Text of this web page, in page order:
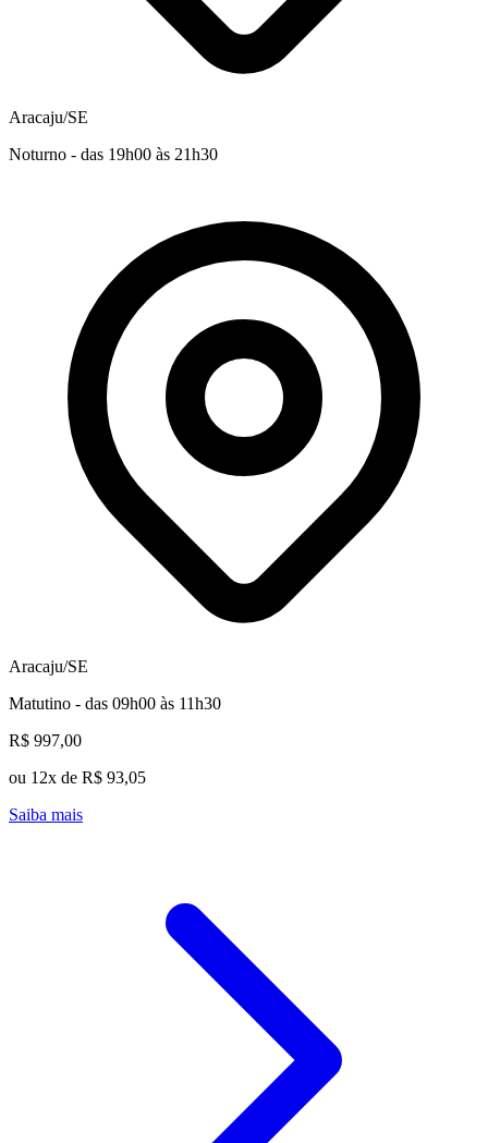
Aracaju/SE
Noturno - das 19h00 às 21h30
Aracaju/SE
Matutino - das 09h00 às 11h30
R$ 997,00
ou 12x de R$ 93,05
Saiba mais